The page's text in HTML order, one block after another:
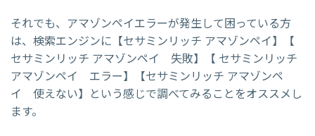
それでも、アマゾンペイエラーが発生して困っている方
は、検索エンジンに【セサミンリッチ アマゾンペイ】【
セサミンリッチ アマゾンペイ 失敗】【 セサミンリッチ
アマゾンペイ エラー】【セサミンリッチ アマゾンペ
イ 使えない】という感じで調べてみることをオススメし
ます。